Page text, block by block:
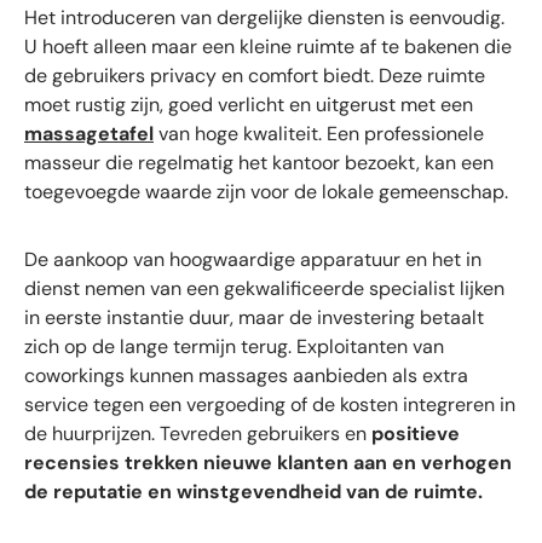
Het introduceren van dergelijke diensten is eenvoudig.
U hoeft alleen maar een kleine ruimte af te bakenen die
de gebruikers privacy en comfort biedt. Deze ruimte
moet rustig zijn, goed verlicht en uitgerust met een
massagetafelvan hoge kwaliteit. Een professionele
masseur die regelmatig het kantoor bezoekt, kan een
toegevoegde waarde zijn voor de lokale gemeenschap.
De aankoop van hoogwaardige apparatuur en het in
dienst nemen van een gekwalificeerde specialist lijken
in eerste instantie duur, maar de investering betaalt
zich op de lange termijn terug. Exploitanten van
coworkings kunnen massages aanbieden als extra
service tegen een vergoeding of de kosten integreren in
de huurprijzen. Tevreden gebruikers en positieve
recensies trekken nieuwe klanten aan en verhogen
de reputatie en winstgevendheid van de ruimte.